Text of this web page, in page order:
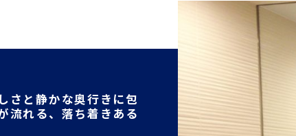
さと静かな奥行きに包
流れる、落ち着きある